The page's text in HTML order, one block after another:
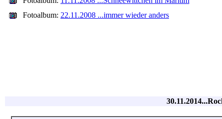
Fotoalbum: 22.11.2008 ...immer wieder anders